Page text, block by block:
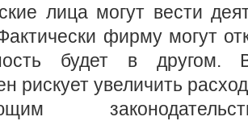
лица могут вести
фирму могут
будет в другом.
рискует увеличить